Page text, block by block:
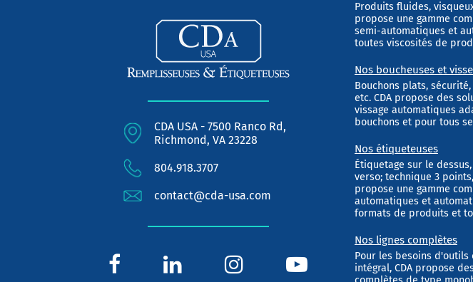
CDA USA - 7500 Ranco Rd,
Richmond, VA 23228
804.918.3707
contact@cda-usa.com
Produits fluides,
propose une gamme
semi-automatiques et
toutes viscosités de
Nos boucheuses et
Bouchons plats,
etc. CDA propose des
vissage automatiques
bouchons et pour tous
Nos étiqueteuses
Étiquetage sur le
verso; technique 3
propose une gamme
automatiques et
formats de produits et
Nos lignes complètes
Pour les besoins
intégral, CDA propose